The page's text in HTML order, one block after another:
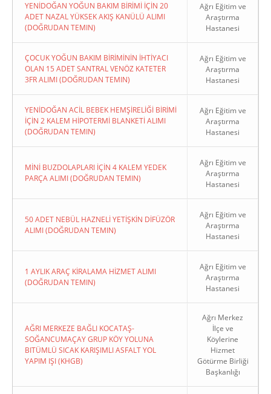
YENİDOĞAN YOĞUN BAKIM BİRİMİ İÇİN 20
ADET NAZAL YÜKSEK AKIŞ KANÜLÜ ALIMI
(DOĞRUDAN TEMIN)
Ağrı Eğitim ve
Araştırma
Hastanesi
ÇOCUK YOĞUN BAKIM BİRİMİNİN İHTİYACI
OLAN 15 ADET SANTRAL VENÖZ KATETER
3FR ALIMI (DOĞRUDAN TEMIN)
Ağrı Eğitim ve
Araştırma
Hastanesi
YENİDOĞAN ACİL BEBEK HEMŞİRELİĞİ BİRİMİ
İÇİN 2 KALEM HİPOTERMİ BLANKETİ ALIMI
(DOĞRUDAN TEMIN)
Ağrı Eğitim ve
Araştırma
Hastanesi
MİNİ BUZDOLAPLARI İÇİN 4 KALEM YEDEK
PARÇA ALIMI (DOĞRUDAN TEMIN)
Ağrı Eğitim ve
Araştırma
Hastanesi
50 ADET NEBÜL HAZNELİ YETİŞKİN DİFÜZÖR
ALIMI (DOĞRUDAN TEMIN)
Ağrı Eğitim ve
Araştırma
Hastanesi
1 AYLIK ARAÇ KİRALAMA HİZMET ALIMI
(DOĞRUDAN TEMIN)
Ağrı Eğitim ve
Araştırma
Hastanesi
AĞRI MERKEZE BAĞLI KOCATAŞ-
SOĞANCUMAÇAY GRUP KÖY YOLUNA
BITÜMLÜ SICAK KARIŞIMLI ASFALT YOL
YAPIM IŞI (KHGB)
Ağrı Merkez
İlçe ve
Köylerine
Hizmet
Götürme Birliği
Başkanlığı